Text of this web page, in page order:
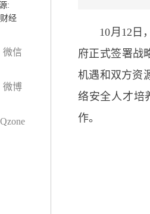
:
经
微信
微博
Qzone
10月12日，
府正式签署战
机遇和双方资
络安全人才培
作。